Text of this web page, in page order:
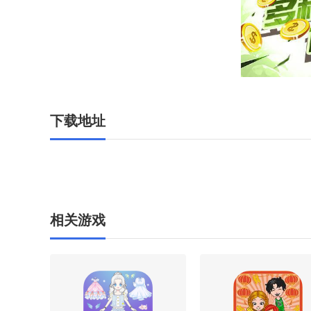
下载地址
相关游戏